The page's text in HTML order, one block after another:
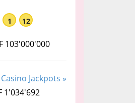
1 12
103'000'000
Casino Jackpots »
1'034'692